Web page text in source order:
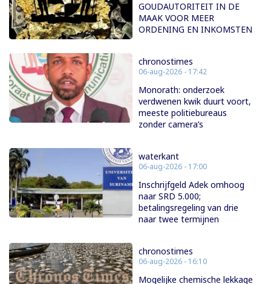
GOUDAUTORITEIT IN DE
MAAK VOOR MEER
ORDENING EN INKOMSTEN
chronostimes
06-aug-2026 - 17:42
Monorath: onderzoek
verdwenen kwik duurt voort,
meeste politiebureaus
zonder camera’s
waterkant
06-aug-2026 - 17:00
Inschrijfgeld Adek omhoog
naar SRD 5.000;
betalingsregeling van drie
naar twee termijnen
chronostimes
06-aug-2026 - 16:10
Mogelijke chemische lekkage